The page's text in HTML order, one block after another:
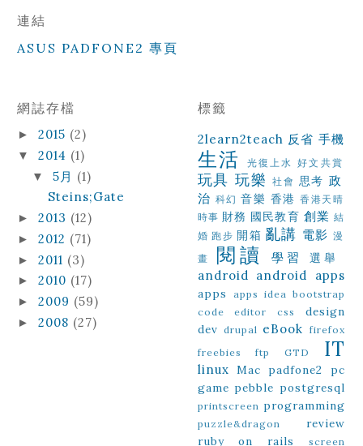
連結
ASUS PADFONE2 專頁
網誌存檔
►2015 (2)
▼2014 (1)
▼5月 (1)
Steins;Gate
►2013 (12)
►2012 (71)
►2011 (3)
►2010 (17)
►2009 (59)
►2008 (27)
標籤
2learn2teach 反省 手機
生活 光復上水 好文共賞
玩具 玩樂 社會 思考 政
治 科幻 音樂 香港 香港天晴
時事 財務 國民教育 創業 結
婚 跑步 開箱 亂講 電影 漫
畫
閱讀 學習 選舉
android android apps
apps apps idea bootstrap
code editor
css
design
dev drupal eBook firefox
freebies
ftp GTD IT
linux Mac padfone2
pc
game pebble postgresql
printscreen programming
puzzle&dragon
review
ruby on rails
screen